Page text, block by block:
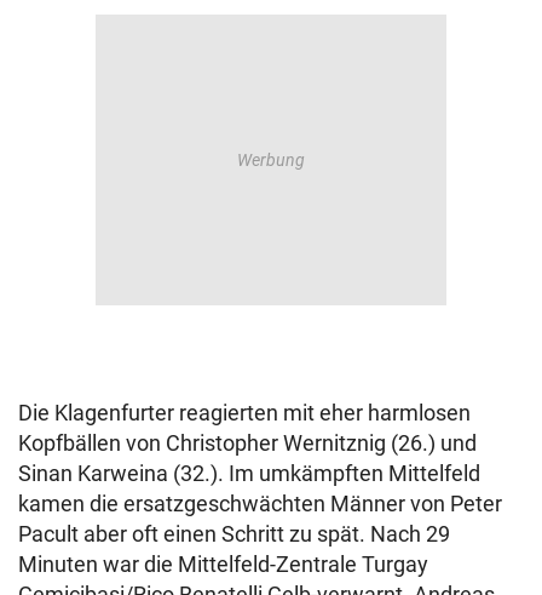
Die Klagenfurter reagierten mit eher harmlosen
Kopfbällen von Christopher Wernitznig (26.) und
Sinan Karweina (32.). Im umkämpften Mittelfeld
kamen die ersatzgeschwächten Männer von Peter
Pacult aber oft einen Schritt zu spät. Nach 29
Minuten war die Mittelfeld-Zentrale Turgay